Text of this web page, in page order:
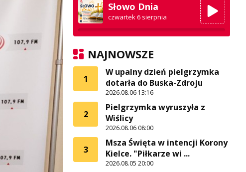
Słowo Dnia
czwartek 6 sierpnia
NAJNOWSZE
1
W upalny dzień pielgrzymka
dotarła do Buska-Zdroju
2026.08.06 13:16
2
Pielgrzymka wyruszyła z
Wiślicy
2026.08.06 08:00
3
Msza Święta w intencji Korony
Kielce. "Piłkarze wi ...
2026.08.05 20:00